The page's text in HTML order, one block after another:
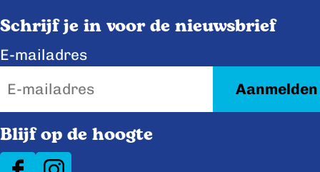
Schrijf je in voor de nieuwsbrief
E-mailadres
Blijf op de hoogte